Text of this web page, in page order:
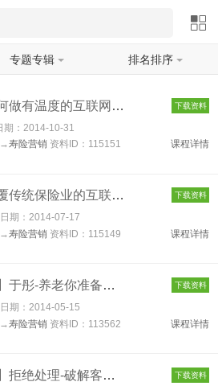
专题专辑 排名排序
【许炜】如何做有温度的互联网保险（寿险营销视频全） 115151 下载资料
： 2014-10-31
→寿险营销 资料ID：115151 课程详情
【王和】颠覆传统保险业的互联网思维创新 115149 下载资料
期：2014-07-17
→寿险营销 资料ID：115149 课程详情
【保险视频】于彤-养老你准备好了吗 113562 下载资料
期：2014-05-15
→寿险营销 资料ID：113562 课程详情
【保险经营】拒绝处理-破解客户拒绝技巧合集 107690 下载资料